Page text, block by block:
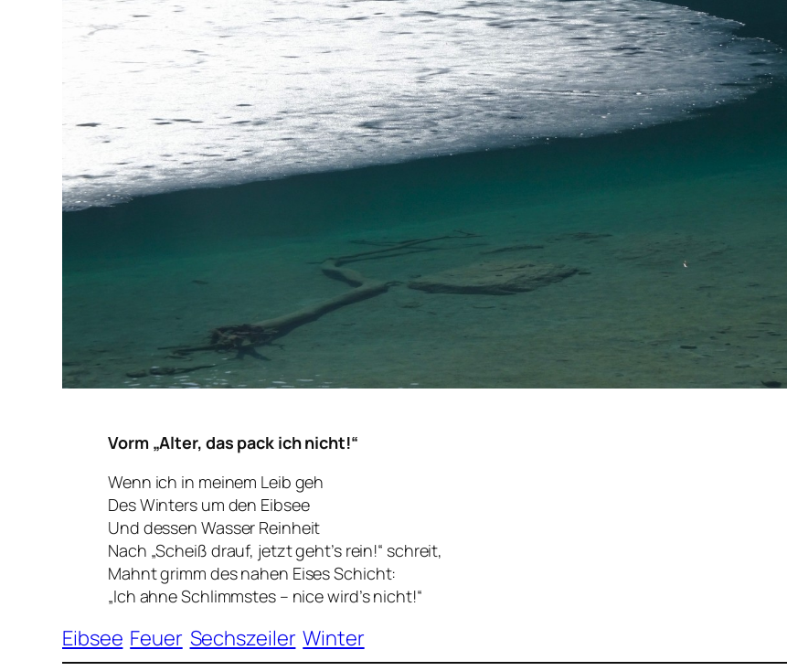
Vorm „Alter, das pack ich nicht!“
Wenn ich in meinem Leib geh
Des Winters um den Eibsee
Und dessen Wasser Reinheit
Nach „Scheiß drauf, jetzt geht’s rein!“ schreit,
Mahnt grimm des nahen Eises Schicht:
„Ich ahne Schlimmstes – nice wird’s nicht!“
Eibsee Feuer Sechszeiler Winter